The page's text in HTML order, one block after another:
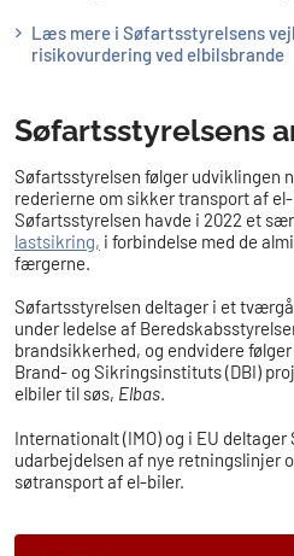
Læs mere i Søfartsstyrelsens
risikovurdering ved elbilsbrande
Søfartsstyrelsens
Søfartsstyrelsen følger udviklingen
rederierne om sikker transport af
Søfartsstyrelsen havde i 2022 et
lastsikring, i forbindelse med de
færgerne.
Søfartsstyrelsen deltager i et
under ledelse af
brandsikkerhed, og endvidere
Brand- og Sikringsinstituts (DBI)
elbiler til søs, Elbas.
Internationalt (IMO) og i EU
udarbejdelsen af nye retningslinjer
søtransport af el-biler.